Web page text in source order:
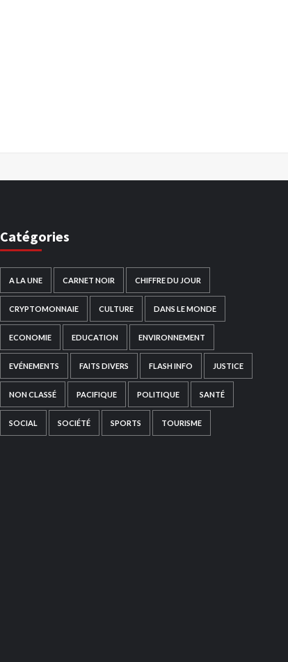
Catégories
A LA UNE CARNET NOIR CHIFFRE DU JOUR
CRYPTOMONNAIE CULTURE DANS LE MONDE
ECONOMIE EDUCATION ENVIRONNEMENT
EVÉNEMENTS FAITS DIVERS FLASH INFO JUSTICE
NON CLASSÉ PACIFIQUE POLITIQUE SANTÉ
SOCIAL SOCIÉTÉ SPORTS TOURISME